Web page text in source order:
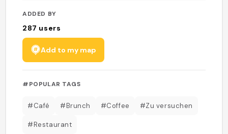
ADDED BY
287 users
Add to my map
#POPULAR TAGS
#Café #Brunch #Coffee #Zu versuchen
#Restaurant